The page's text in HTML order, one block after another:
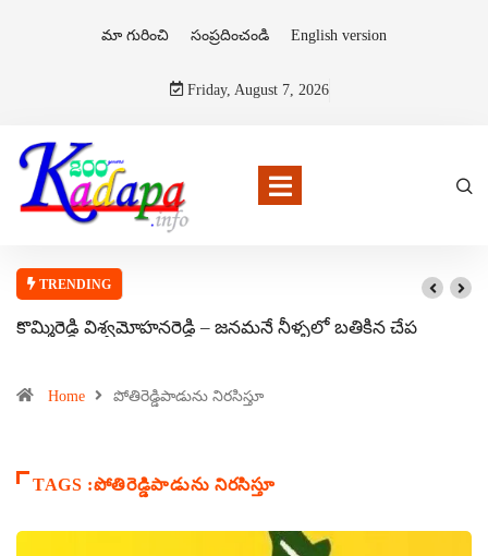
మా గురించి సంప్రదించండి English version
Friday, August 7, 2026
TRENDING
కొమ్మిరెడ్డి విశ్వమోహనరెడ్డి – జనమనే నీళ్ళలో బతికిన చేప
Home పోతిరెడ్డిపాడును నిరసిస్తూ
TAGS :పోతిరెడ్డిపాడును నిరసిస్తూ